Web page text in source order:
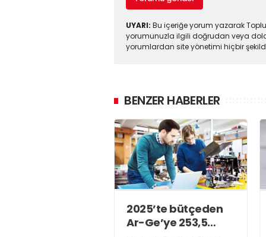
UYARI: Bu içeriğe yorum yazarak
yorumunuzla ilgili doğrudan veya
yorumlardan site yönetimi hiçbir
BENZER HABERLER
2025’te bütçeden
Ar-Ge’ye 253,5